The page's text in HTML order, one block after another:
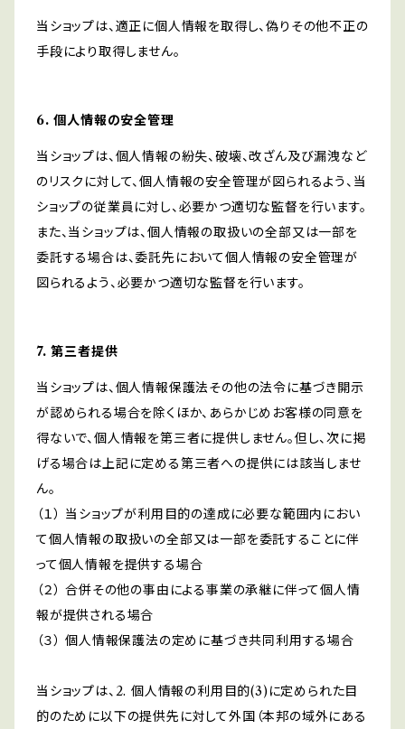
当ショップは、適正に個人情報を取得し、偽りその他不正の
手段により取得しません。
6. 個人情報の安全管理
当ショップは、個人情報の紛失、破壊、改ざん及び漏洩など
のリスクに対して、個人情報の安全管理が図られるよう、当
ショップの従業員に対し、必要かつ適切な監督を行います。
また、当ショップは、個人情報の取扱いの全部又は一部を
委託する場合は、委託先において個人情報の安全管理が
図られるよう、必要かつ適切な監督を行います。
7. 第三者提供
当ショップは、個人情報保護法その他の法令に基づき開示
が認められる場合を除くほか、あらかじめお客様の同意を
得ないで、個人情報を第三者に提供しません。但し、次に掲
げる場合は上記に定める第三者への提供には該当しませ
ん。
（１） 当ショップが利用目的の達成に必要な範囲内におい
て個人情報の取扱いの全部又は一部を委託することに伴
って個人情報を提供する場合
（２） 合併その他の事由による事業の承継に伴って個人情
報が提供される場合
（３） 個人情報保護法の定めに基づき共同利用する場合
当ショップは、2. 個人情報の利用目的(3)に定められた目
的のために以下の提供先に対して外国（本邦の域外にある